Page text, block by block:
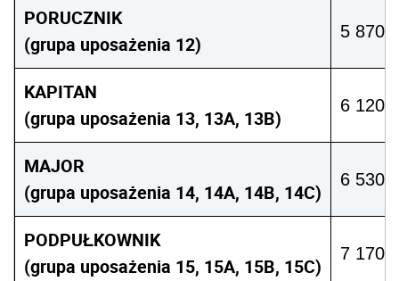
PORUCZNIK
(grupa uposażenia 12)
5 870
KAPITAN
(grupa uposażenia 13, 13A, 13B)
6 120 -
MAJOR
(grupa uposażenia 14, 14A, 14B, 14C)
6 530 -
PODPUŁKOWNIK
(grupa uposażenia 15, 15A, 15B, 15C)
7 170